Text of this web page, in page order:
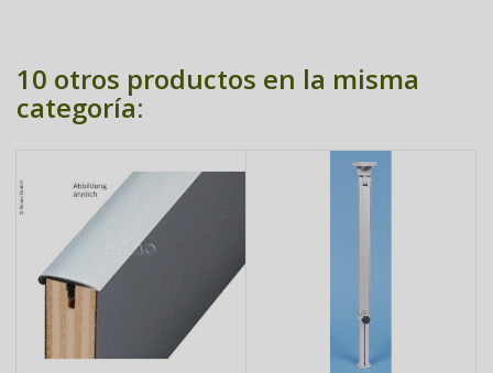
10 otros productos en la misma
categoría: